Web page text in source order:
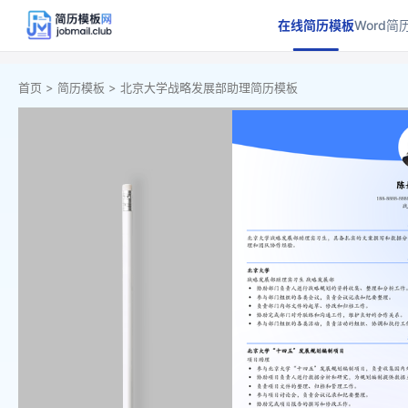
在线简历模板Word简
首页 > 简历模板 > 北京大学战略发展部助理简历模板